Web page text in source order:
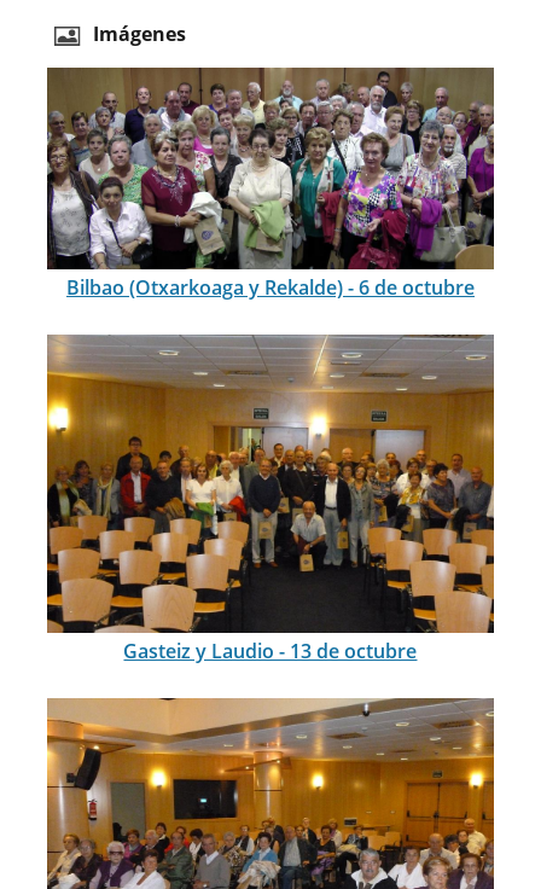
Imágenes
Bilbao (Otxarkoaga y Rekalde) - 6 de octubre
Gasteiz y Laudio - 13 de octubre